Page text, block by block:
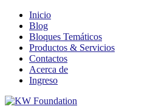
Inicio
Blog
Bloques Temáticos
Productos & Servicios
Contactos
Acerca de
Ingreso